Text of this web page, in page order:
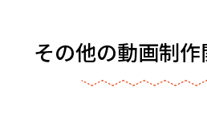
その他の動画制